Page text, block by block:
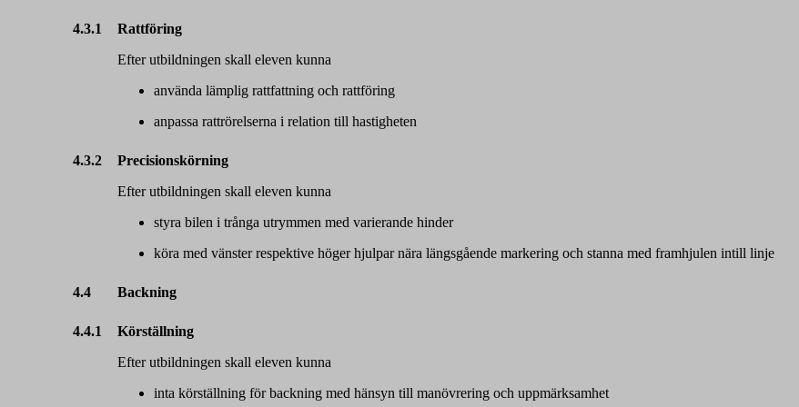
4.3.1
Rattföring
Efter utbildningen skall eleven kunna
använda lämplig rattfattning och rattföring
anpassa rattrörelserna i relation till hastigheten
4.3.2
Precisionskörning
Efter utbildningen skall eleven kunna
styra bilen i trånga utrymmen med varierande hinder
köra med vänster respektive höger hjulpar nära längsgående markering och stanna med framhjulen intill linje
4.4 Backning
4.4.1
Körställning
Efter utbildningen skall eleven kunna
inta körställning för backning med hänsyn till manövrering och uppmärksamhet